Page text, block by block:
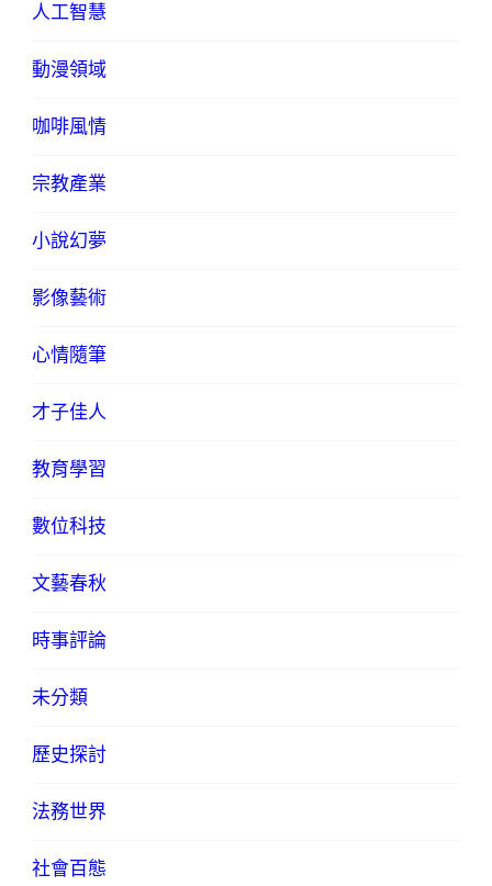
人工智慧
動漫領域
咖啡風情
宗教產業
小說幻夢
影像藝術
心情隨筆
才子佳人
教育學習
數位科技
文藝春秋
時事評論
未分類
歷史探討
法務世界
社會百態